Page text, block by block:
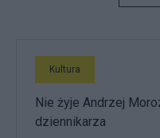
Kultura
Nie żyje Andrzej
dziennikarza